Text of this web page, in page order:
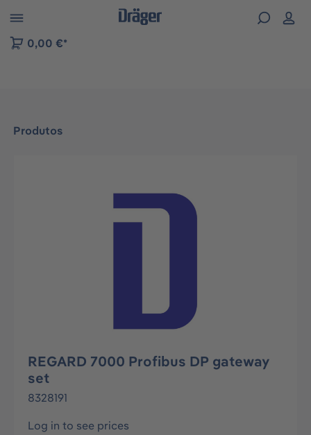
to B2B platform navigation
0,00 €*
Produtos
Ignorar galeria de imagens
REGARD 7000 Profibus DP gateway
set
8328191
Log in to see prices